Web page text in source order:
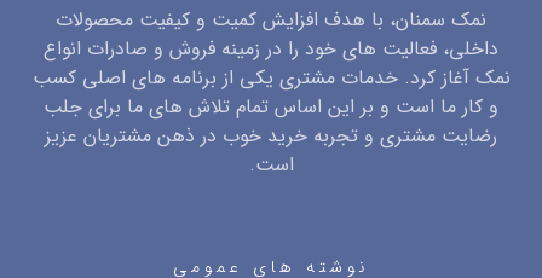
نمک سمنان، با هدف افزایش کمیت و کیفیت محصولات
داخلی، فعالیت های خود را در زمینه فروش و صادرات انواع
نمک آغاز کرد. خدمات مشتری یکی از برنامه های اصلی کسب
و کار ما است و بر این اساس تمام تلاش های ما برای جلب
رضایت مشتری و تجربه خرید خوب در ذهن مشتریان عزیز
است.
نوشته های عمومی